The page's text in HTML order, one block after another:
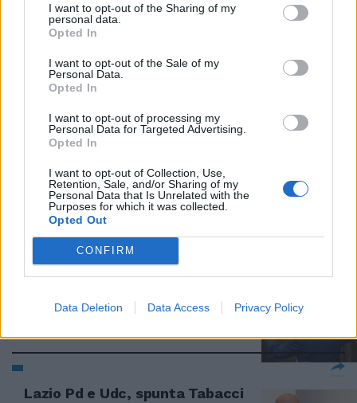
I want to opt-out of the Sharing of my
personal data.
Opted In
I want to opt-out of the Sale of my
Personal Data.
Opted In
I want to opt-out of processing my
Personal Data for Targeted Advertising.
Opted In
I want to opt-out of Collection, Use,
Retention, Sale, and/or Sharing of my
Personal Data that Is Unrelated with the
Purposes for which it was collected.
Opted Out
CONFIRM
Data Deletion Data Access Privacy Policy
E Mantovano annuncia: "Nuovo
patto per il Lazio"
Il modello abruzzese per gli
appalti
06/12/2009
I magistrati non vogliono
mollare la presa
Lazio Pd e Udc, spunta Tabacci